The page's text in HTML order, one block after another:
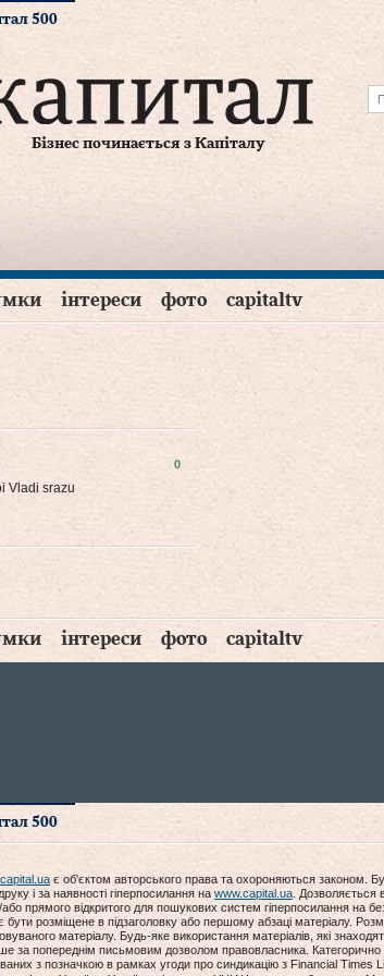
500
Бізнес починається з Капіталу
інтереси фото capitaltv
Vladi srazu
0
інтереси фото capitaltv
500
є об'єктом авторського права та охороняються законом.
і за наявності гіперпосилання на www.capital.ua . Дозволяється
прямого відкритого для пошукових систем гіперпосилання на
розміщене в підзаголовку або першому абзаці матеріалу.
матеріалу. Будь-яке використання матеріалів, які
за попереднім письмовим дозволом правовласника. Категорично
з позначкою в рамках угоди про синдикацію з Financial Times